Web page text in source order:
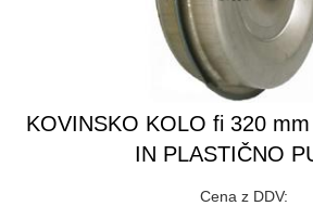
KOVINSKO KOLO fi 320
IN PLASTIČNO
Cena z DDV: